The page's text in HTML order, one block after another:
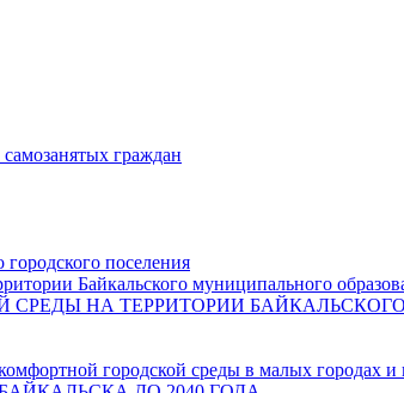
граждан
поселения
Байкальского муниципального
НА ТЕРРИТОРИИ
городской среды в малых городах и